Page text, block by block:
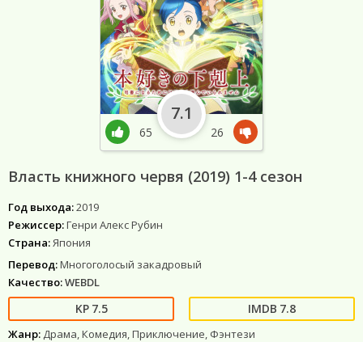
Власть книжного червя (2019) 1-4 сезон
Год выхода:2019
Режиссер:Генри Алекс Рубин
Страна:Япония
Перевод:Многоголосый закадровый
Качество:WEBDL
7.5 7.8
Жанр: Драма, Комедия, Приключение, Фэнтези
65
7.1
26